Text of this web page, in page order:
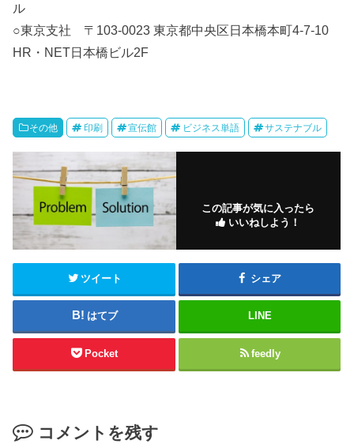
ル
○東京支社 〒103-0023 東京都中央区日本橋本町4-7-10
HR・NET日本橋ビル2F
その他 印刷 宣伝館 ビジネス単語 サステナブル
この記事が気に入ったら
いいねしよう！
ツイート シェア
はてブ LINE
Pocket feedly
コメントを残す